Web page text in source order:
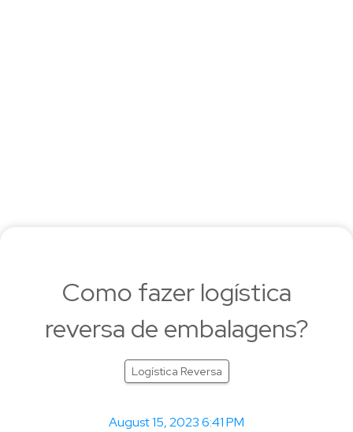
Como fazer logística
reversa de embalagens?
Logística Reversa
August 15, 2023 6:41 PM